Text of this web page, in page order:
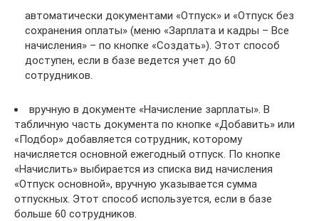
автоматически документами «Отпуск» и «Отпуск без
сохранения оплаты» (меню «Зарплата и кадры – Все
начисления» – по кнопке «Создать»). Этот способ
доступен, если в базе ведется учет до 60
сотрудников.
вручную в документе «Начисление зарплаты». В
табличную часть документа по кнопке «Добавить» или
«Подбор» добавляется сотрудник, которому
начисляется основной ежегодный отпуск. По кнопке
«Начислить» выбирается из списка вид начисления
«Отпуск основной», вручную указывается сумма
отпускных. Этот способ используется, если в базе
больше 60 сотрудников.